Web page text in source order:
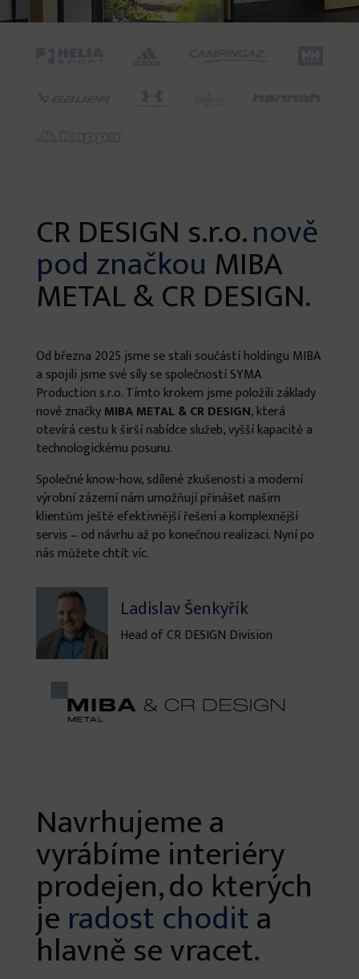
CR DESIGN s.r.o.nově
pod značkou MIBA
METAL & CR DESIGN.
Od března 2025 jsme se stali součástí holdingu MIBA
a spojili jsme své síly se společností SYMA
Production s.r.o. Tímto krokem jsme položili základy
nové značkyMIBA METAL & CR DESIGN, která
otevírá cestu k širší nabídce služeb, vyšší kapacitě a
technologickému posunu.
Společné know-how, sdílené zkušenosti a moderní
výrobní zázemí nám umožňují přinášet našim
klientům ještě efektivnější řešení a komplexnější
servis – od návrhu až po konečnou realizaci. Nyní po
nás můžete chtít víc.
Ladislav Šenkyřík
Head of CR DESIGN Division
Navrhujeme a
vyrábíme interiéry
prodejen, do kterých
jeradost chodita
hlavně se vracet.